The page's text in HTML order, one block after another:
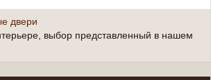
двери
выбор представленный в нашем